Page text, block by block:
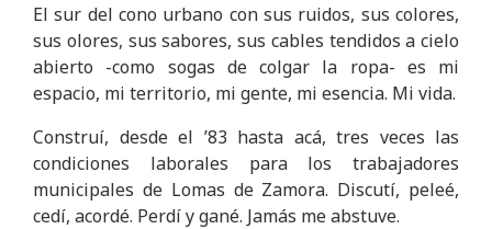
El sur del cono urbano con sus ruidos, sus colores,
sus olores, sus sabores, sus cables tendidos a cielo
abierto -como sogas de colgar la ropa- es mi
espacio, mi territorio, mi gente, mi esencia. Mi vida.
Construí, desde el ’83 hasta acá, tres veces las
condiciones laborales para los trabajadores
municipales de Lomas de Zamora. Discutí, peleé,
cedí, acordé. Perdí y gané. Jamás me abstuve.